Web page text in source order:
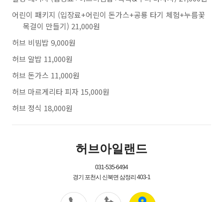
어린이 패키지 (입장료+어린이 돈가스+공룡 타기 체험+누름꽃
목걸이 만들기) 21,000원
허브 비빔밥 9,000원
허브 알밥 11,000원
허브 돈가스 11,000원
허브 마르게리타 피자 15,000원
허브 정식 18,000원